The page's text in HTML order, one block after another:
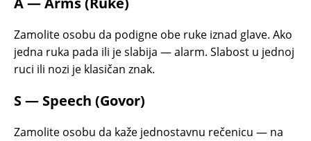
Zamolite osobu da podigne obe ruke iznad glave. Ako
jedna ruka pada ili je slabija — alarm. Slabost u jednoj
ruci ili nozi je klasičan znak.
S — Speech (Govor)
Zamolite osobu da kaže jednostavnu rečenicu — na